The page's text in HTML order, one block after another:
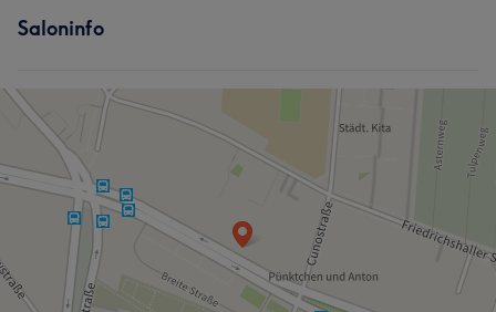
Saloninfo